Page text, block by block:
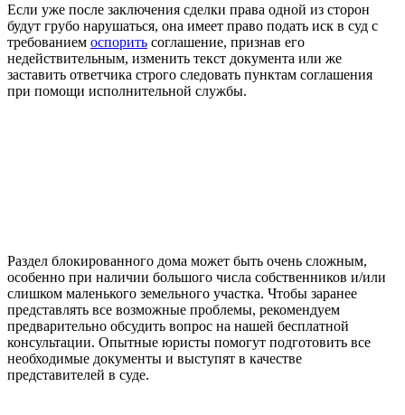
Если уже после заключения сделки права одной из сторон
будут грубо нарушаться, она имеет право подать иск в суд с
требованием оспорить соглашение, признав его
недействительным, изменить текст документа или же
заставить ответчика строго следовать пунктам соглашения
при помощи исполнительной службы.
Раздел блокированного дома может быть очень сложным,
особенно при наличии большого числа собственников и/или
слишком маленького земельного участка. Чтобы заранее
представлять все возможные проблемы, рекомендуем
предварительно обсудить вопрос на нашей бесплатной
консультации. Опытные юристы помогут подготовить все
необходимые документы и выступят в качестве
представителей в суде.